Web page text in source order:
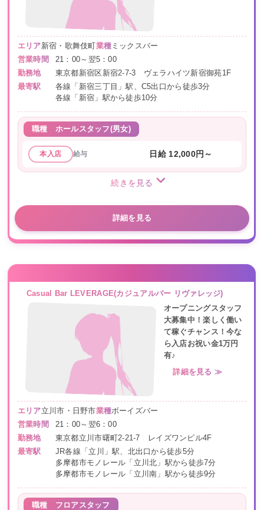
エリア新宿・歌舞伎町 業種 ミックスバー
営業時間
21：00～翌5：00
勤務地
東京都新宿区新宿2-7-3 ヴェラハイツ新宿御苑1F
最寄駅
各線「新宿三丁目」駅、C5出口から徒歩3分
各線「新宿」駅から徒歩10分
職種 ホールスタッフ(男女)
本入店 給与 日給 12,000円～
続きを見る
詳細を見る
Casual Bar LEVERAGE(カジュアルバー リヴァレッジ)
オープニングスタッフ
大募集中！楽しく働い
て稼ぐチャンス！今な
ら入店お祝い金1万円
有♪
詳細を見る ≫
エリア立川市・日野市業種ボーイズバー
営業時間
21：00～翌6：00
勤務地
東京都立川市曙町2-21-7 レイズワンビル4F
最寄駅
JR各線「立川」駅、北出口から徒歩5分
多摩都市モノレール「立川北」駅から徒歩7分
多摩都市モノレール「立川南」駅から徒歩9分
職種 フロアスタッフ